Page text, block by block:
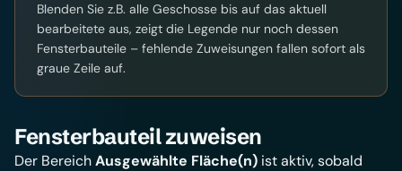
Blenden Sie z.B. alle Geschosse bis auf das aktuell
bearbeitete aus, zeigt die Legende nur noch dessen
Fensterbauteile – fehlende Zuweisungen fallen sofort als
graue Zeile auf.
Fensterbauteil zuweisen
Der BereichAusgewählte Fläche(n) ist aktiv, sobald